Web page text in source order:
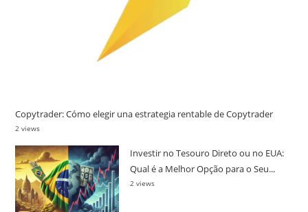
Copytrader: Cómo elegir una estrategia rentable de Copytrader
2 views
Investir no Tesouro Direto ou no EUA:
Qual é a Melhor Opção para o Seu...
2 views